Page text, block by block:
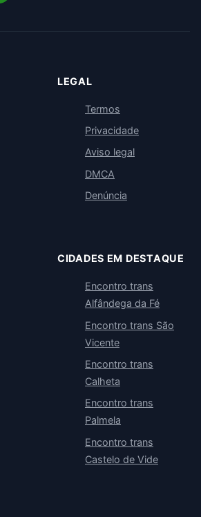
LEGAL
Termos
Privacidade
Aviso legal
DMCA
Denúncia
CIDADES EM DESTAQUE
Encontro trans
Alfândega da Fé
Encontro trans São
Vicente
Encontro trans
Calheta
Encontro trans
Palmela
Encontro trans
Castelo de Vide